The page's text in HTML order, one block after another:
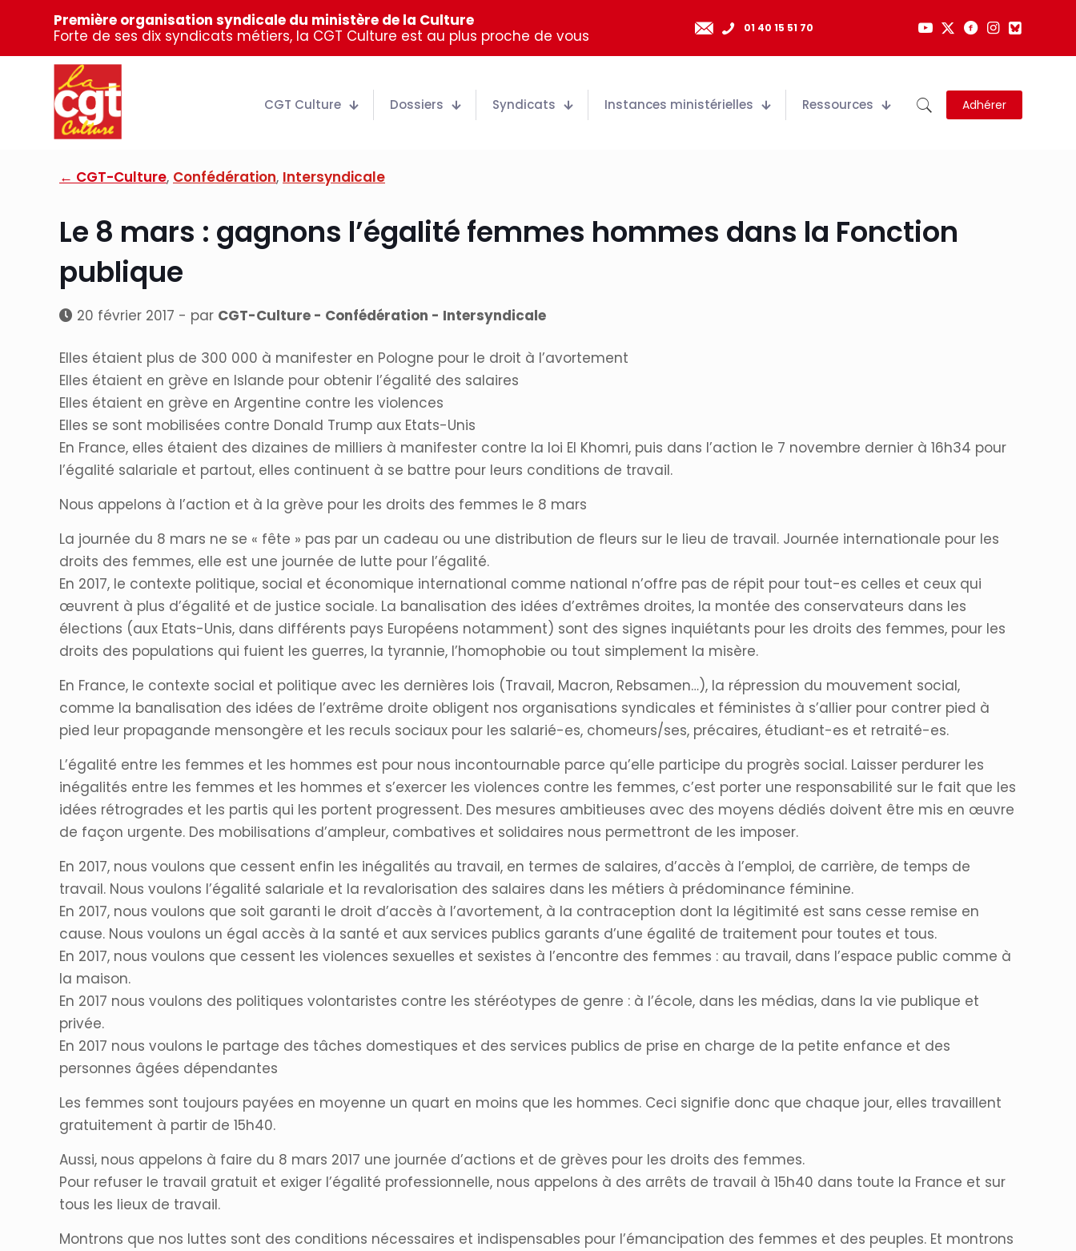
Première organisation syndicale du ministère de la Culture
Forte de ses dix syndicats métiers, la CGT Culture est au plus proche de vous
01 40 15 51 70
CGT Culture Dossiers Syndicats Instances ministérielles Ressources Adhérer
← CGT-Culture, Confédération, Intersyndicale
Le 8 mars : gagnons l’égalité femmes hommes dans la Fonction
publique
20 février 2017 - par CGT-Culture - Confédération - Intersyndicale
Elles étaient plus de 300 000 à manifester en Pologne pour le droit à l’avortement
Elles étaient en grève en Islande pour obtenir l’égalité des salaires
Elles étaient en grève en Argentine contre les violences
Elles se sont mobilisées contre Donald Trump aux Etats-Unis
En France, elles étaient des dizaines de milliers à manifester contre la loi El Khomri, puis dans l’action le 7 novembre dernier à 16h34 pour
l’égalité salariale et partout, elles continuent à se battre pour leurs conditions de travail.
Nous appelons à l’action et à la grève pour les droits des femmes le 8 mars
La journée du 8 mars ne se « fête » pas par un cadeau ou une distribution de fleurs sur le lieu de travail. Journée internationale pour les
droits des femmes, elle est une journée de lutte pour l’égalité.
En 2017, le contexte politique, social et économique international comme national n’offre pas de répit pour tout-es celles et ceux qui
œuvrent à plus d’égalité et de justice sociale. La banalisation des idées d’extrêmes droites, la montée des conservateurs dans les
élections (aux Etats-Unis, dans différents pays Européens notamment) sont des signes inquiétants pour les droits des femmes, pour les
droits des populations qui fuient les guerres, la tyrannie, l’homophobie ou tout simplement la misère.
En France, le contexte social et politique avec les dernières lois (Travail, Macron, Rebsamen…), la répression du mouvement social,
comme la banalisation des idées de l’extrême droite obligent nos organisations syndicales et féministes à s’allier pour contrer pied à
pied leur propagande mensongère et les reculs sociaux pour les salarié-es, chomeurs/ses, précaires, étudiant-es et retraité-es.
L’égalité entre les femmes et les hommes est pour nous incontournable parce qu’elle participe du progrès social. Laisser perdurer les
inégalités entre les femmes et les hommes et s’exercer les violences contre les femmes, c’est porter une responsabilité sur le fait que les
idées rétrogrades et les partis qui les portent progressent. Des mesures ambitieuses avec des moyens dédiés doivent être mis en œuvre
de façon urgente. Des mobilisations d’ampleur, combatives et solidaires nous permettront de les imposer.
En 2017, nous voulons que cessent enfin les inégalités au travail, en termes de salaires, d’accès à l’emploi, de carrière, de temps de
travail. Nous voulons l’égalité salariale et la revalorisation des salaires dans les métiers à prédominance féminine.
En 2017, nous voulons que soit garanti le droit d’accès à l’avortement, à la contraception dont la légitimité est sans cesse remise en
cause. Nous voulons un égal accès à la santé et aux services publics garants d’une égalité de traitement pour toutes et tous.
En 2017, nous voulons que cessent les violences sexuelles et sexistes à l’encontre des femmes : au travail, dans l’espace public comme à
la maison.
En 2017 nous voulons des politiques volontaristes contre les stéréotypes de genre : à l’école, dans les médias, dans la vie publique et
privée.
En 2017 nous voulons le partage des tâches domestiques et des services publics de prise en charge de la petite enfance et des
personnes âgées dépendantes
Les femmes sont toujours payées en moyenne un quart en moins que les hommes. Ceci signifie donc que chaque jour, elles travaillent
gratuitement à partir de 15h40.
Aussi, nous appelons à faire du 8 mars 2017 une journée d’actions et de grèves pour les droits des femmes.
Pour refuser le travail gratuit et exiger l’égalité professionnelle, nous appelons à des arrêts de travail à 15h40 dans toute la France et sur
tous les lieux de travail.
Montrons que nos luttes sont des conditions nécessaires et indispensables pour l’émancipation des femmes et des peuples. Et montrons